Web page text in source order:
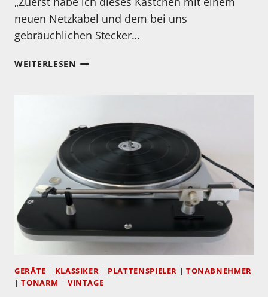
neuen Netzkabel und dem bei uns
gebräuchlichen Stecker…
WEITERLESENFORTSCHRITTSBERICHT
124/II
MIT
MINICONIC-
ABTASTKOMBINATION
–
TEIL
4
TEIL)
GERÄTE | KLASSIKER | PLATTENSPIELER | TONABNEHMER
|TONARM | VINTAGE